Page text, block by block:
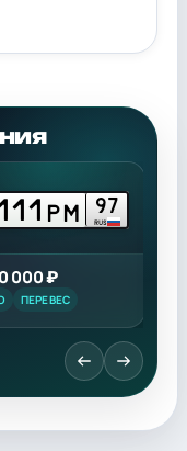
РМ 97
RUS
000 ₽
ПЕРЕВЕС